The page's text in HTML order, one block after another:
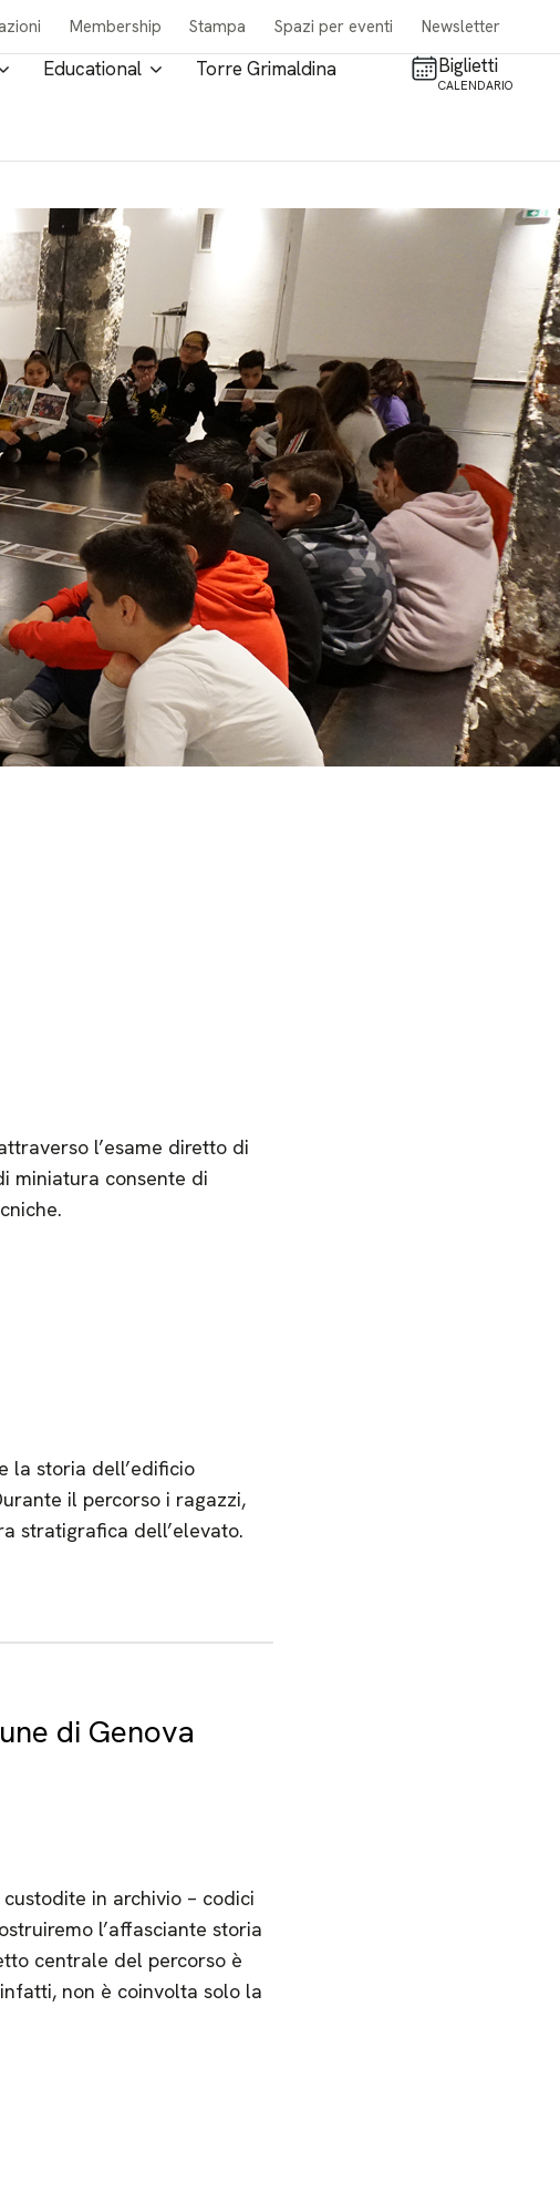
Membership Stampa Spazi per eventi Newsletter
Educational Torre Grimaldina Biglietti
CALENDARIO
l’esame diretto di
miniatura consente di
la storia dell’edificio
il percorso i ragazzi,
stratigrafica dell’elevato.
di Genova
in archivio – codici
l’affasciante storia
centrale del percorso è
non è coinvolta solo la